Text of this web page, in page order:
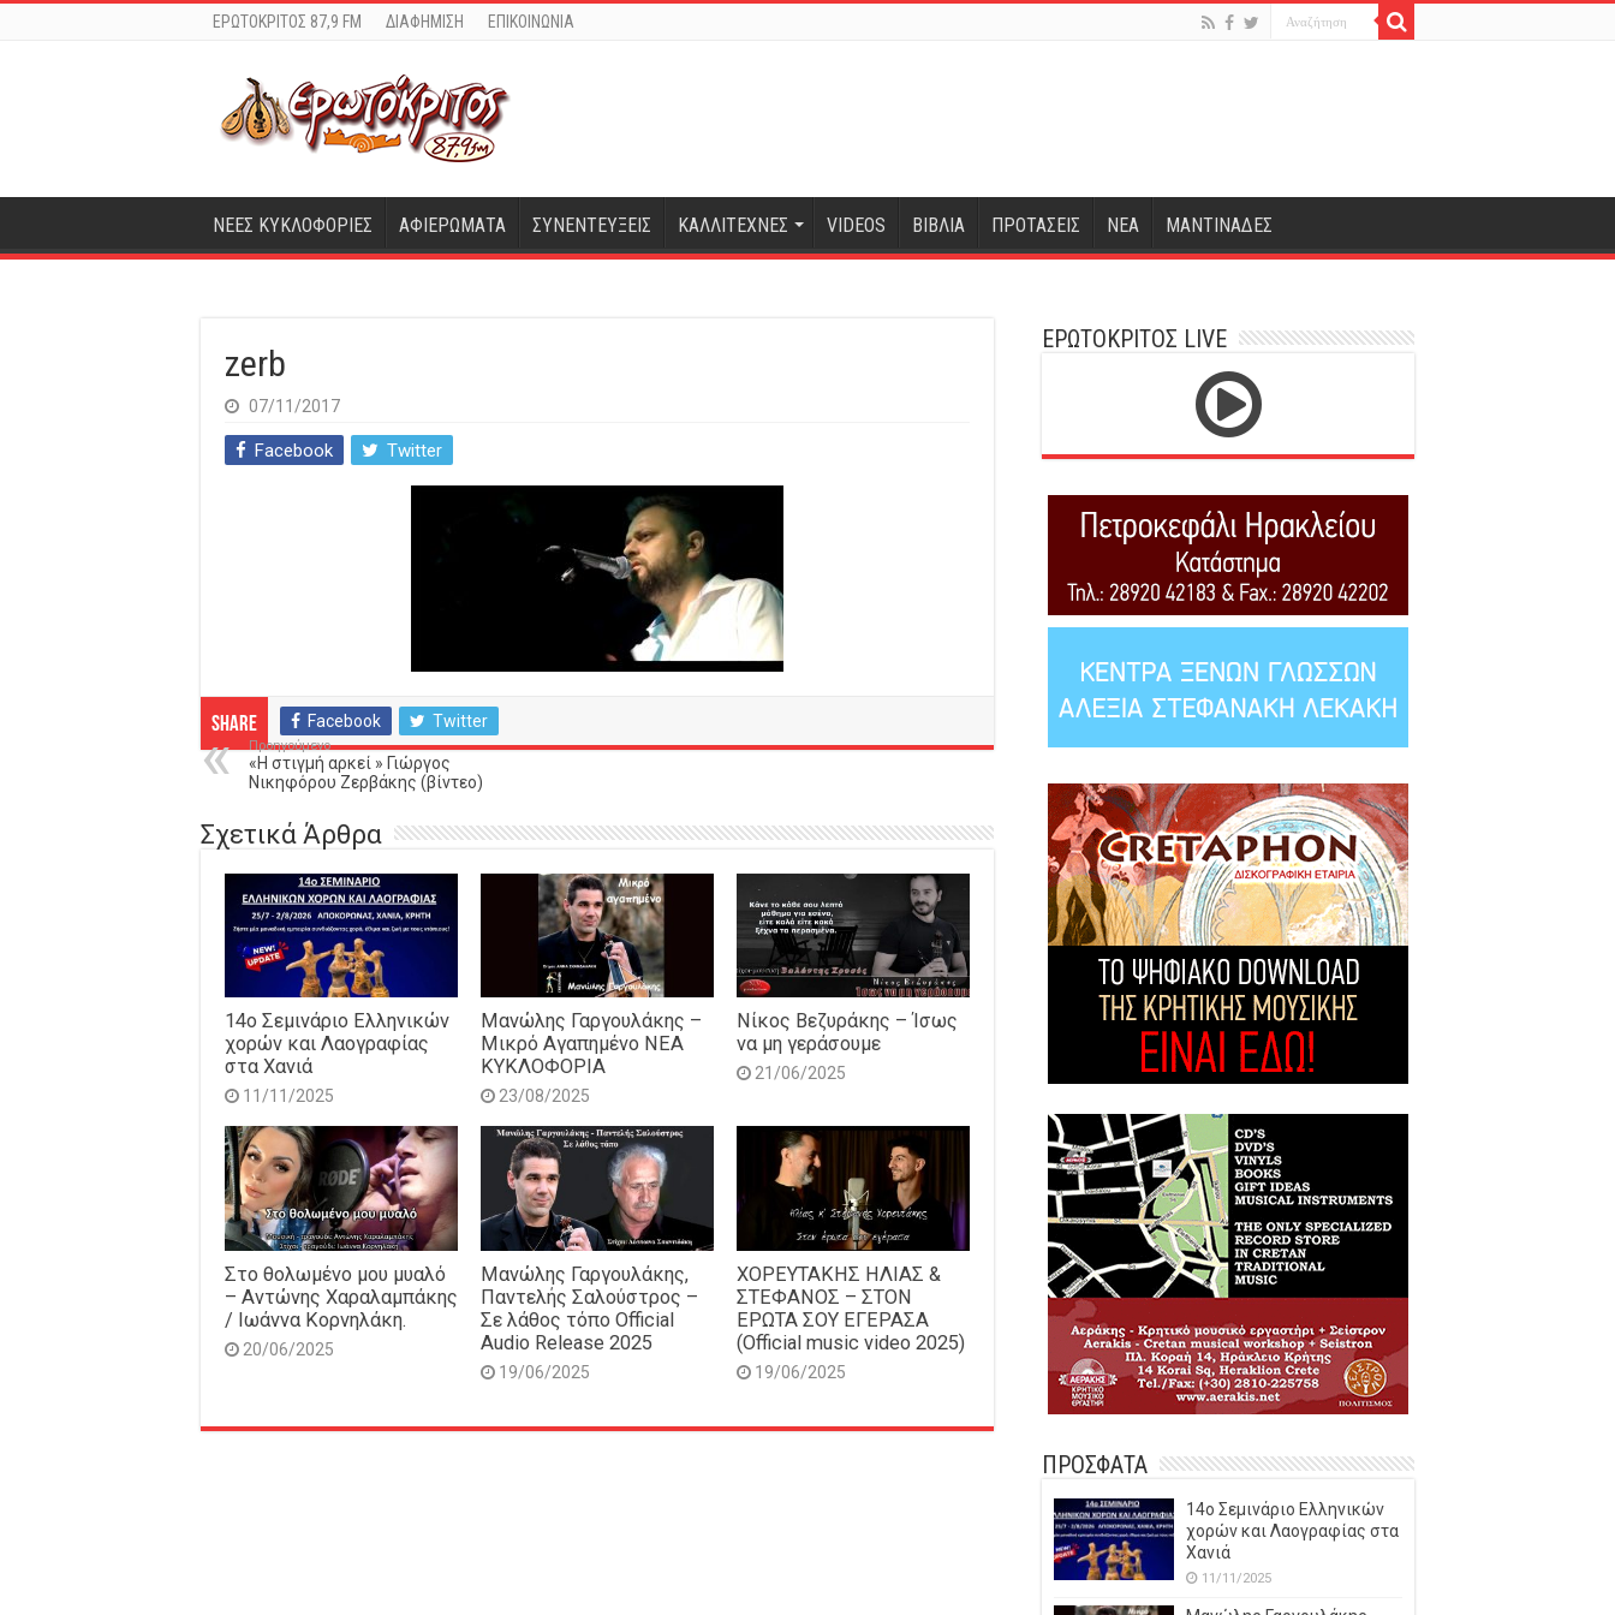
ΕΡΩΤΟΚΡΙΤΟΣ 87,9 FM ΔΙΑΦΗΜΙΣΗ ΕΠΙΚΟΙΝΩΝΙΑ
ΝΕΕΣ ΚΥΚΛΟΦΟΡΙΕΣ ΑΦΙΕΡΩΜΑΤΑ ΣΥΝΕΝΤΕΥΞΕΙΣ ΚΑΛΛΙΤΕΧΝΕΣ VIDEOS ΒΙΒΛΙΑ ΠΡΟΤΑΣΕΙΣ ΝΕΑ ΜΑΝΤΙΝΑΔΕΣ
zerb
07/11/2017
Facebook Twitter
Share Facebook Twitter
Προηγούμενο
«Η στιγμή αρκεί » Γιώργος
Νικηφόρου Ζερβάκης (βίντεο)
Σχετικά Άρθρα
14o Σεμινάριο Ελληνικών
χορών και Λαογραφίας
στα Χανιά
11/11/2025
Μανώλης Γαργουλάκης –
Μικρό Αγαπημένο NEΑ
ΚΥΚΛΟΦΟΡΙΑ
23/08/2025
Νίκος Βεζυράκης – Ίσως
να μη γεράσουμε
21/06/2025
Στο θολωμένο μου μυαλό
– Αντώνης Χαραλαμπάκης
/ Ιωάννα Κορνηλάκη.
20/06/2025
Μανώλης Γαργουλάκης,
Παντελής Σαλούστρος –
Σε λάθος τόπο Official
Audio Release 2025
19/06/2025
ΧΟΡΕΥΤΑΚΗΣ ΗΛΙΑΣ &
ΣΤΕΦΑΝΟΣ – ΣΤΟΝ
ΕΡΩΤΑ ΣΟΥ ΕΓΕΡΑΣΑ
(Official music video 2025)
19/06/2025
ΕΡΩΤΟΚΡΙΤΟΣ LIVE
ΠΡΟΣΦΑΤΑ
14o Σεμινάριο Ελληνικών
χορών και Λαογραφίας στα
Χανιά
11/11/2025